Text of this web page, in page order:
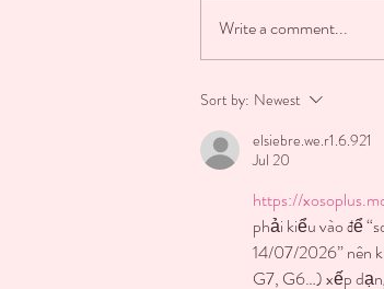
★ FAKE WIFE
ACTING LIKE
CHARACTER IN
MARRIAGE ★
Write a comment...
Sort by: Newest
elsiebre.we.r1.6.921
Jul 20
https://
phải kiểu vào để
14/07/2026” nên
G7, G6…) xếp